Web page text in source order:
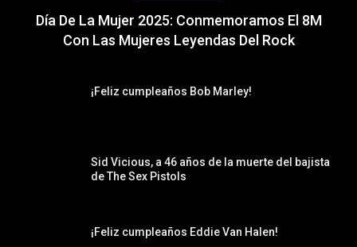
Día De La Mujer 2025: Conmemoramos El 8M
Con Las Mujeres Leyendas Del Rock
¡Feliz cumpleaños Bob Marley!
Sid Vicious, a 46 años de la muerte del bajista
de The Sex Pistols
¡Feliz cumpleaños Eddie Van Halen!